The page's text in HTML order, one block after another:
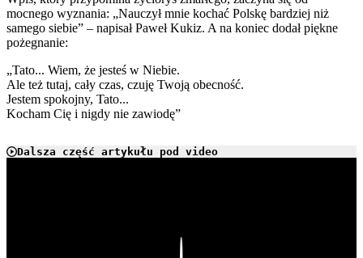
mocnego wyznania: „Nauczył mnie kochać Polskę bardziej niż
samego siebie” – napisał Paweł Kukiz. A na koniec dodał piękne
pożegnanie:
„Tato... Wiem, że jesteś w Niebie.
Ale też tutaj, cały czas, czuję Twoją obecność.
Jestem spokojny, Tato...
Kocham Cię i nigdy nie zawiodę”
Dalsza część artykułu pod video